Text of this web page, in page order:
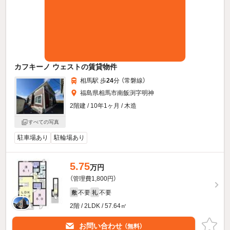
カフキーノ ウェストの賃貸物件
すべての写真
相馬駅 歩24分 （常磐線）
福島県相馬市南飯渕字明神
2階建 / 10年1ヶ月 / 木造
駐車場あり 駐輪場あり
5.75万円
（管理費1,800円）
敷 不要 礼 不要
2階 / 2LDK / 57.64㎡
お問い合わせ （無料）